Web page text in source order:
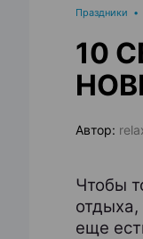
Праздники •
10
Автор:
Чтобы
отдыха,
еще